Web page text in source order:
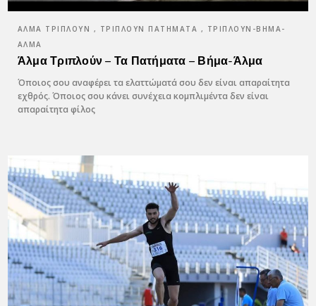
ΆΛΜΑ ΤΡΙΠΛΟΎΝ , ΤΡΙΠΛΟΎΝ ΠΑΤΉΜΑΤΑ , ΤΡΙΠΛΟΎΝ-ΒΉΜΑ-
ΆΛΜΑ
Άλμα Τριπλούν – Τα Πατήματα – Βήμα-Άλμα
Όποιος σου αναφέρει τα ελαττώματά σου δεν είναι απαραίτητα
εχθρός. Όποιος σου κάνει συνέχεια κομπλιμέντα δεν είναι
απαραίτητα φίλος